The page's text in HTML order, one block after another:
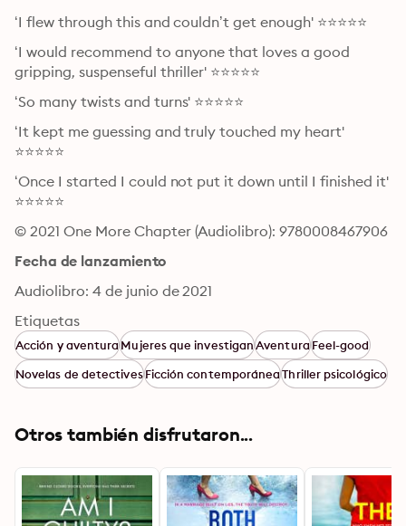
‘I flew through this and couldn’t get enough' ⭐⭐⭐⭐⭐
‘I would recommend to anyone that loves a good
gripping, suspenseful thriller' ⭐⭐⭐⭐⭐
‘So many twists and turns' ⭐⭐⭐⭐⭐
‘It kept me guessing and truly touched my heart'
⭐⭐⭐⭐⭐
‘Once I started I could not put it down until I finished it'
⭐⭐⭐⭐⭐
© 2021 One More Chapter (Audiolibro): 9780008467906
Fecha de lanzamiento
Audiolibro: 4 de junio de 2021
Etiquetas
Acción y aventuraMujeres que investiganAventuraFeel-good
Novelas de detectivesFicción contemporáneaThriller psicológico
Otros también disfrutaron...